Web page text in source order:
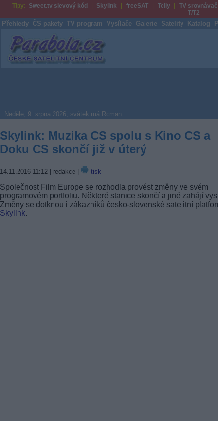
Tipy: Sweet.tv slevový kód Skylink freeSAT Telly
TV srovnávač
T/T2
Přehledy ČS pakety TV program Vysílače Galerie Satelity Katalog
Parabola.cz
Neděle, 9. srpna 2026, svátek má Roman
Skylink: Muzika CS spolu s Kino CS a
Doku CS skončí již v úterý
14.11.2016 11:12 | redakce | tisk
Společnost Film Europe se rozhodla provést změny ve svém
programovém portfoliu. Některé stanice skončí a jiné zahájí
Změny se dotknou i zákazníků česko-slovenské satelitní
Skylink.